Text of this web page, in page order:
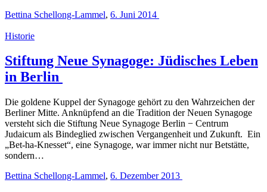
Bettina Schellong-Lammel, 6. Juni 2014
Historie
Stiftung Neue Synagoge: Jüdisches Leben
in Berlin
Die goldene Kuppel der Synagoge gehört zu den Wahrzeichen der
Berliner Mitte. Anknüpfend an die Tradition der Neuen Synagoge
versteht sich die Stiftung Neue Synagoge Berlin − Centrum
Judaicum als Bindeglied zwischen Vergangenheit und Zukunft. Ein
„Bet-ha-Knesset“, eine Synagoge, war immer nicht nur Betstätte,
sondern…
Bettina Schellong-Lammel, 6. Dezember 2013